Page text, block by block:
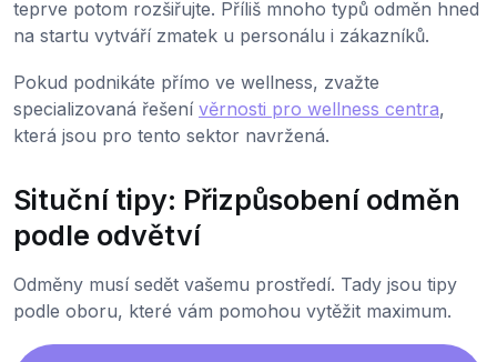
teprve potom rozšiřujte. Příliš mnoho typů odměn hned
na startu vytváří zmatek u personálu i zákazníků.
Pokud podnikáte přímo ve wellness, zvažte
specializovaná řešení věrnosti pro wellness centra,
která jsou pro tento sektor navržená.
Situční tipy: Přizpůsobení odměn
podle odvětví
Odměny musí sedět vašemu prostředí. Tady jsou tipy
podle oboru, které vám pomohou vytěžit maximum.